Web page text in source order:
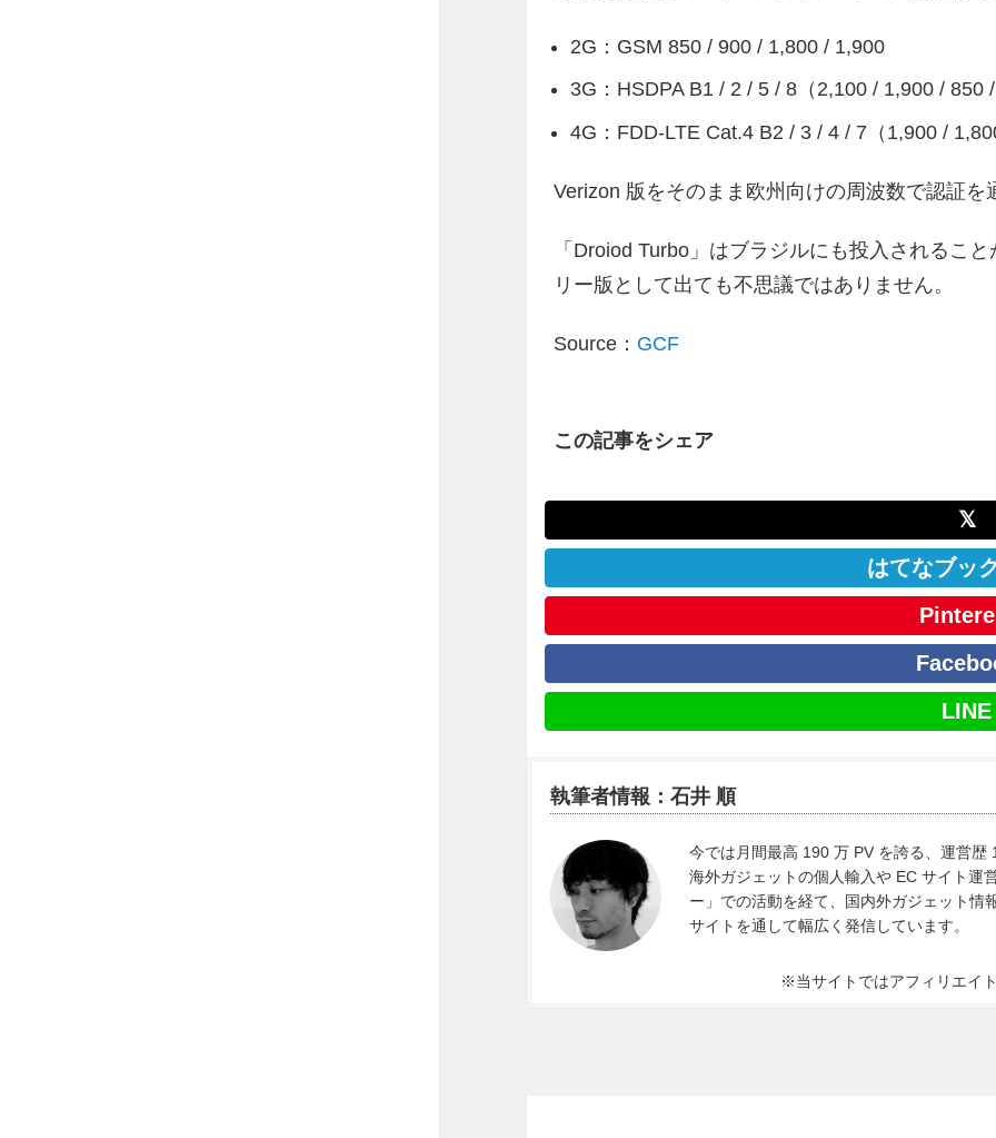
2G：GSM 850 / 900 / 1,800 / 1,900
3G：HSDPA B1 / 2 / 5 / 8（2,100 / 1,900 / 850 /
4G：FDD-LTE Cat.4 B2 / 3 / 4 / 7（1,900 /
Verizon 版をそのまま欧州向けの周波数で認証を
「Droiod Turbo」はブラジルにも投入されるこ
リー版として出ても不思議ではありません。
Source： GCF
この記事をシェア
𝕏
はてなブッ
LINE
執筆者情報：石井 順
今では月間最高 190 万 PV を誇る、運営歴
海外ガジェットの個人輸入や EC サイト運
ー」での活動を経て、国内外ガジェット情
サイトを通して幅広く発信しています。
※当サイトではアフィリエイ